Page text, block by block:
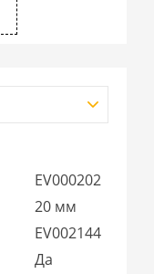
EV000202
20 мм
EV002144
Да